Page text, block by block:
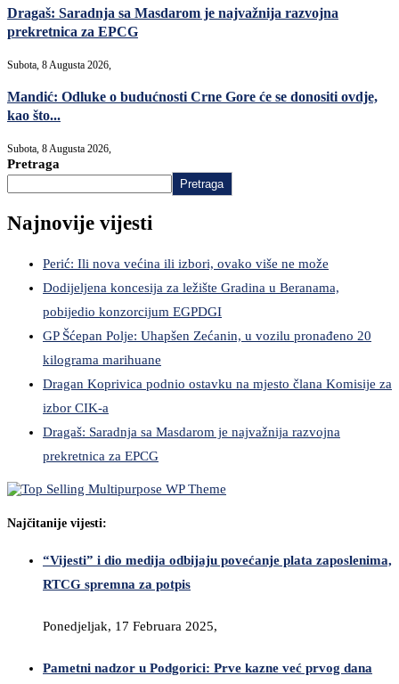
Dragaš: Saradnja sa Masdarom je najvažnija razvojna
prekretnica za EPCG
Subota, 8 Augusta 2026,
Mandić: Odluke o budućnosti Crne Gore će se donositi ovdje,
kao što...
Subota, 8 Augusta 2026,
Pretraga
Pretraga
Najnovije vijesti
Perić: Ili nova većina ili izbori, ovako više ne može
Dodijeljena koncesija za ležište Gradina u Beranama,
pobijedio konzorcijum EGPDGI
GP Šćepan Polje: Uhapšen Zećanin, u vozilu pronađeno 20
kilograma marihuane
Dragan Koprivica podnio ostavku na mjesto člana Komisije za
izbor CIK-a
Dragaš: Saradnja sa Masdarom je najvažnija razvojna
prekretnica za EPCG
Najčitanije vijesti:
“Vijesti” i dio medija odbijaju povećanje plata zaposlenima,
RTCG spremna za potpis
Ponedjeljak, 17 Februara 2025,
Pametni nadzor u Podgorici: Prve kazne već prvog dana